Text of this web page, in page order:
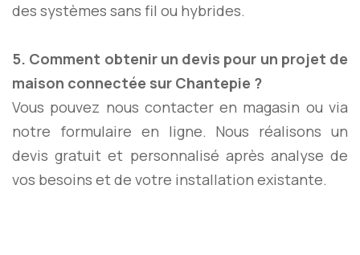
des systèmes sans fil ou hybrides.
5. Comment obtenir un devis pour un projet de
maison connectée sur Chantepie ?
Vous pouvez nous contacter en magasin ou via
notre formulaire en ligne. Nous réalisons un
devis gratuit et personnalisé après analyse de
vos besoins et de votre installation existante.